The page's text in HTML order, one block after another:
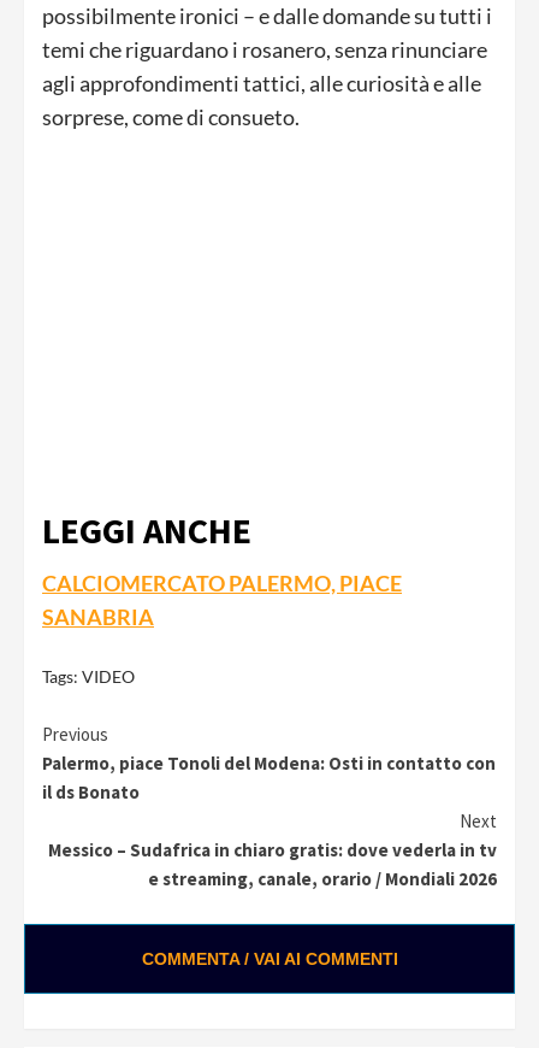
possibilmente ironici – e dalle domande su tutti i
temi che riguardano i rosanero, senza rinunciare
agli approfondimenti tattici, alle curiosità e alle
sorprese, come di consueto.
LEGGI ANCHE
CALCIOMERCATO PALERMO, PIACE
SANABRIA
Tags: VIDEO
Continue
Reading
Previous
Palermo, piace Tonoli del Modena: Osti in contatto con
il ds Bonato
Next
Messico – Sudafrica in chiaro gratis: dove vederla in tv
e streaming, canale, orario / Mondiali 2026
COMMENTA / VAI AI COMMENTI